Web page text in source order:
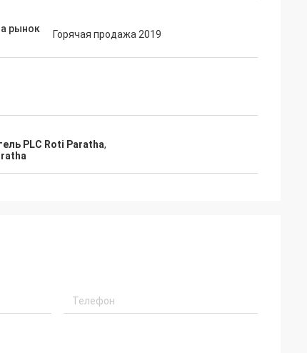
рынок
Горячая продажа 2019
PLC Roti Paratha,